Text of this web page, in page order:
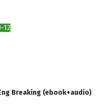
12
Breaking (ebook+audio)